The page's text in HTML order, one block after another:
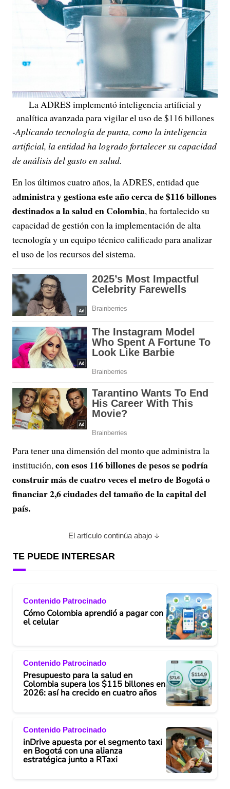
La ADRES implementó inteligencia artificial y
analítica avanzada para vigilar el uso de $116 billones
-Aplicando tecnología de punta, como la inteligencia
artificial, la entidad ha logrado fortalecer su capacidad
de análisis del gasto en salud.
En los últimos cuatro años, la ADRES, entidad que
administra y gestiona este año cerca de $116 billones
destinados a la salud en Colombia, ha fortalecido su
capacidad de gestión con la implementación de alta
tecnología y un equipo técnico calificado para analizar
el uso de los recursos del sistema.
Para tener una dimensión del monto que administra la
institución, con esos 116 billones de pesos se podría
construir más de cuatro veces el metro de Bogotá o
financiar 2,6 ciudades del tamaño de la capital del
país.
El artículo continúa abajo
TE PUEDE INTERESAR
Contenido Patrocinado
Cómo Colombia aprendió a pagar con
el celular
Contenido Patrocinado
Presupuesto para la salud en
Colombia supera los $115 billones en
2026: así ha crecido en cuatro años
Contenido Patrocinado
inDrive apuesta por el segmento taxi
en Bogotá con una alianza
estratégica junto a RTaxi